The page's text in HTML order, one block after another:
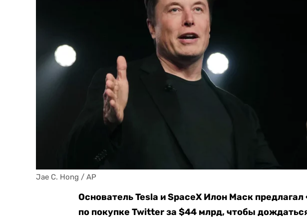
Jae C. Hong / AP
Основатель Tesla и SpaceX Илон Маск
по покупке Twitter за $44 млрд, чтобы